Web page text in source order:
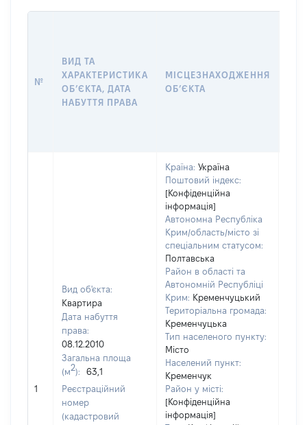
№
ВИД ТА
ХАРАКТЕРИСТИКА
ОБʼЄКТА, ДАТА
НАБУТТЯ ПРАВА
МІСЦЕЗНАХОДЖЕННЯ
ОБʼЄКТА
1
Вид об'єкта:
Квартира
Дата набуття
права:
08.12.2010
Загальна площа
(м2):
63,1
Реєстраційний
номер
(кадастровий
Країна: Україна
Поштовий індекс:
[Конфіденційна
інформація]
Автономна Республіка
Крим/область/місто зі
спеціальним статусом:
Полтавська
Район в області та
Автономній Республіці
Крим: Кременчуцький
Територіальна громада:
Кременчуцька
Тип населеного пункту:
Місто
Населений пункт:
Кременчук
Район у місті:
[Конфіденційна
інформація]